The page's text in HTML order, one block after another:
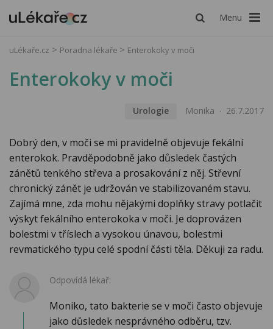
Menu
uLékaře.cz Poradna lékaře Enterokoky v moči
Enterokoky v moči
Urologie Monika 26.7.2017
Dobrý den, v moči se mi pravidelně objevuje fekální
enterokok. Pravděpodobně jako důsledek častých
zánětů tenkého střeva a prosakování z něj. Střevní
chronický zánět je udržován ve stabilizovaném stavu.
Zajímá mne, zda mohu nějakými doplňky stravy potlačit
výskyt fekálního enterokoka v moči. Je doprovázen
bolestmi v tříslech a vysokou únavou, bolestmi
revmatického typu celé spodní části těla. Děkuji za radu.
Odpovídá lékař:
Moniko, tato bakterie se v moči často objevuje
jako důsledek nesprávného odběru, tzv.